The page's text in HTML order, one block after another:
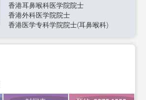
香港耳鼻喉科医学院院士
香港外科医学院院士
香港医学专科学院院士(耳鼻喉科)